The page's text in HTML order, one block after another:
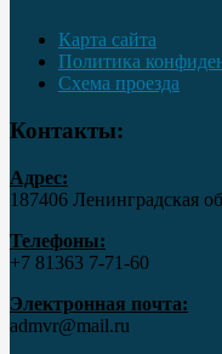
Карта сайта
Политика
Схема проезда
Контакты:
Адрес:
187406 Ленинградская
Телефоны:
+7 81363 7‑71-60
Электронная почта:
admvr@mail.ru